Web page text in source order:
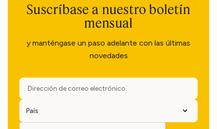
Suscríbase a nuestro boletín
mensual
y manténgase un paso adelante con las últimas
novedades